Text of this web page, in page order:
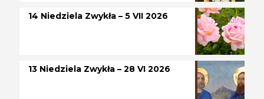
14 Niedziela Zwykła – 5 VII 2026
13 Niedziela Zwykła – 28 VI 2026